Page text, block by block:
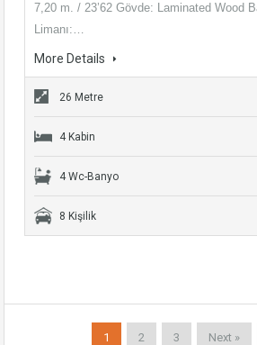
7,20 m. / 23’62 Gövde: Laminated Wood
Limanı:…
More Details
26 Metre
4 Kabin
4 Wc-Banyo
8 Kişilik
1 2 3 Next »